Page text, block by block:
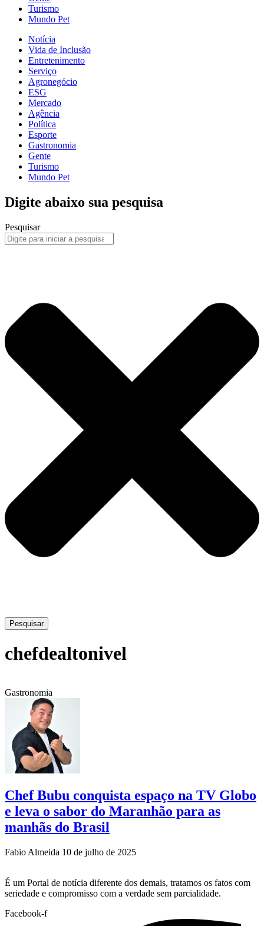
Turismo
Mundo Pet
Notícia
Vida de Inclusão
Entretenimento
Serviço
Agronegócio
ESG
Mercado
Agência
Política
Esporte
Gastronomia
Gente
Turismo
Mundo Pet
Digite abaixo sua pesquisa
Pesquisar
Pesquisar
chefdealtonivel
Gastronomia
Chef Bubu conquista espaço na TV Globo
e leva o sabor do Maranhão para as
manhãs do Brasil
Fabio Almeida 10 de julho de 2025
É um Portal de notícia diferente dos demais, tratamos os fatos com
seriedade e compromisso com a verdade sem parcialidade.
Facebook-f